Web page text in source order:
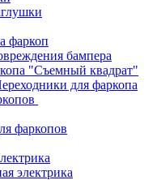
фаркоп
бампера
"Съемный квадрат"
для фаркопа
фаркопов
электрика